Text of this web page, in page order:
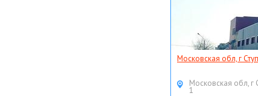
Московская обл, г
Московская обл, г
1